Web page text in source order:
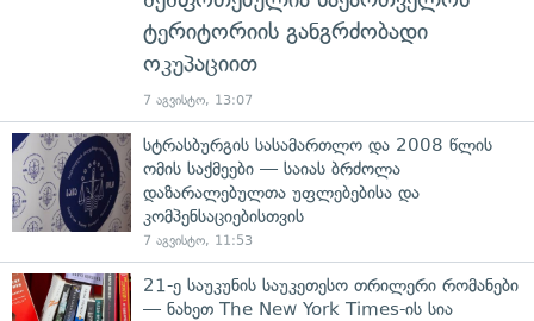
ტერიტორიის განგრძობადი
ოკუპაციით
7 აგვისტო, 13:07
სტრასბურგის სასამართლო და 2008 წლის
ომის საქმეები — საიას ბრძოლა
დაზარალებულთა უფლებებისა და
კომპენსაციებისთვის
7 აგვისტო, 11:53
21-ე საუკუნის საუკეთესო თრილერი რომანები
— ნახეთ The New York Times-ის სია